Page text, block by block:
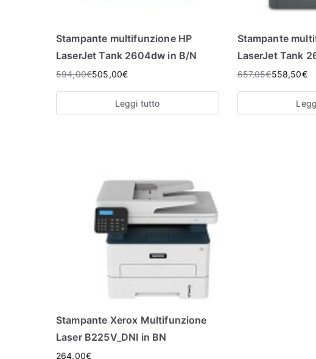
Stampante multifunzione HP
LaserJet Tank 2604dw in B/N
594,00€505,00€
Leggi tutto
Stampante
LaserJet Tank
657,05€558,50€
Stampante Xerox Multifunzione
Laser B225V_DNI in BN
264,00€